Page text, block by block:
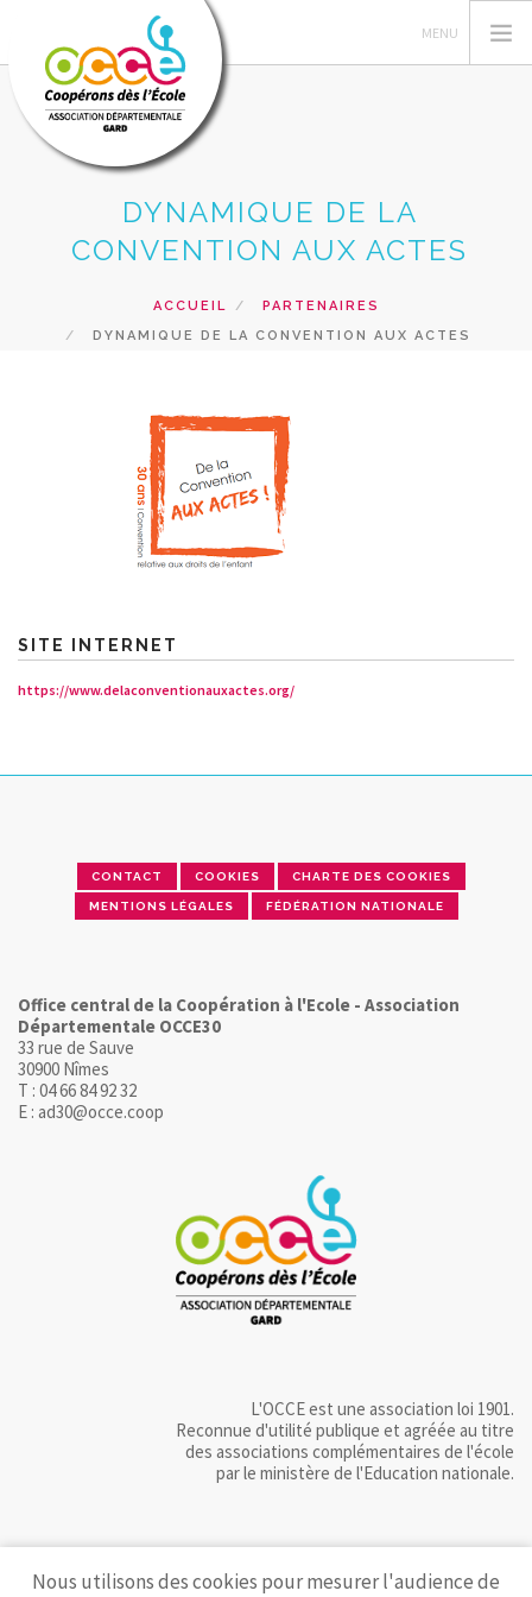
GERER SA COOPERATIVE
RECHERCHER
DYNAMIQUE DE LA
CONVENTION AUX ACTES
ACCUEIL
PARTENAIRES
DYNAMIQUE DE LA CONVENTION AUX ACTES
SITE INTERNET
https://www.delaconventionauxactes.org/
CONTACT COOKIES CHARTE DES COOKIES
MENTIONS LÉGALES FÉDÉRATION NATIONALE
Office central de la Coopération à l'Ecole - Association
Départementale OCCE30
33 rue de Sauve
30900 Nîmes
T : 04 66 84 92 32
E : ad30@occe.coop
L'OCCE est une association loi 1901.
Reconnue d'utilité publique et agréée au titre
des associations complémentaires de l'école
par le ministère de l'Education nationale.
Nous utilisons des cookies pour mesurer l'audience de